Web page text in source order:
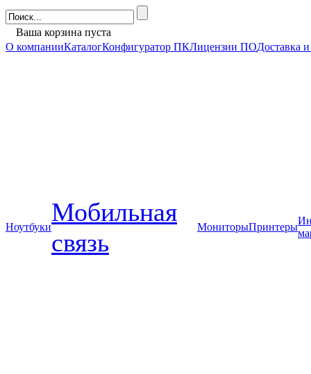
Ваша корзина пуста
О компанииКаталогКонфигуратор ПКЛицензии ПОДоставка
Ноутбуки
Мобильная
связь
МониторыПринтеры